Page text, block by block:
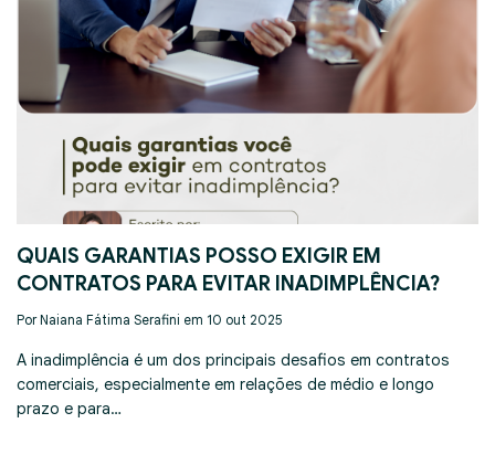
QUAIS GARANTIAS POSSO EXIGIR EM
CONTRATOS PARA EVITAR INADIMPLÊNCIA?
Por Naiana Fátima Serafini em 10 out 2025
A inadimplência é um dos principais desafios em contratos
comerciais, especialmente em relações de médio e longo
prazo e para…